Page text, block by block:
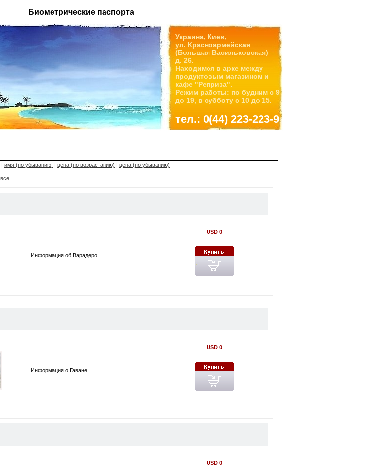
Биометрические паспорта
Украина, Киев,
ул. Красноармейская
(Большая Васильковская)
д. 26.
Находимся в арке между
продуктовым магазином и
кафе "Реприза".
Режим работы: по будним с 9
до 19, в субботу с 10 до 15.
тел.: 0(44) 223-223-9
| имя (по убыванию) | цена (по возрастанию) | цена (по убыванию)
все
Информация об Варадеро
USD 0
Информация о Гаване
USD 0
USD 0